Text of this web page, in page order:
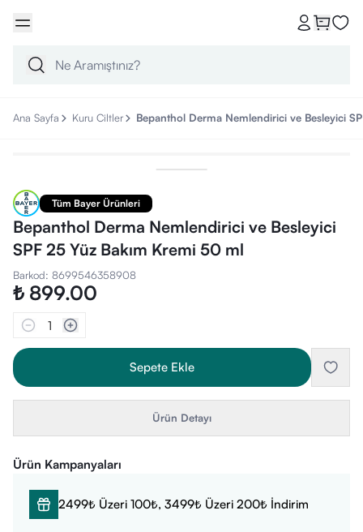
Ana Sayfa Kuru Ciltler Bepanthol Derma Nemlendirici ve Besleyici
Tüm Bayer Ürünleri
Bepanthol Derma Nemlendirici ve Besleyici
SPF 25 Yüz Bakım Kremi 50 ml
Barkod: 8699546358908
₺ 899.00
1
Sepete Ekle
Ürün Detayı
Ürün Kampanyaları
2499₺ Üzeri 100₺, 3499₺ Üzeri 200₺ İndirim